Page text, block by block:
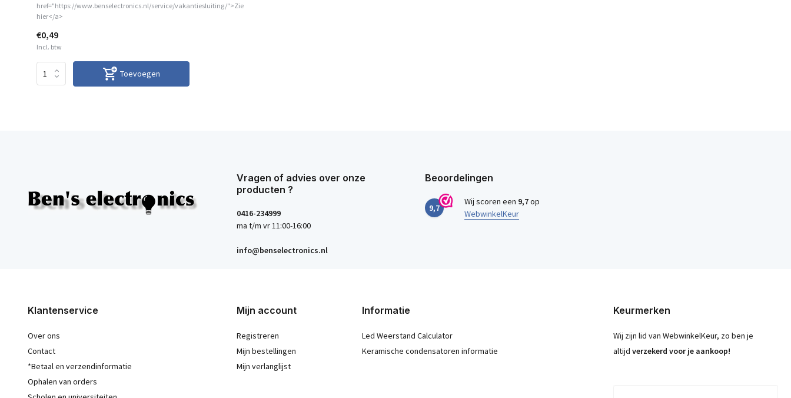
href="https://www.benselectronics.nl/service/vakantiesluiting/">Zie
hier</a>
€0,49
Incl. btw
Toevoegen
Vragen of advies over onze
producten ?
0416-234999
ma t/m vr 11:00-16:00
info@benselectronics.nl
Beoordelingen
9,7
Wij scoren een 9,7op
WebwinkelKeur
Klantenservice
Over ons
Contact
*Betaal en verzendinformatie
Ophalen van orders
Mijn account
Registreren
Mijn bestellingen
Mijn verlanglijst
Informatie
Led Weerstand Calculator
Keramische condensatoren informatie
Keurmerken
Wij zijn lid van WebwinkelKeur, zo ben je
altijd verzekerd voor je aankoop!